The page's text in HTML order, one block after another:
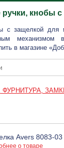
кнобы с
с защелкой для
механизмом
в магазине
ФУРНИТУРА,
Avers 8083-03
о товаре